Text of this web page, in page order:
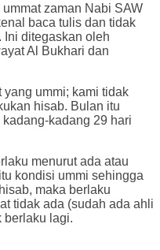
zaman Nabi SAW
baca tulis dan tidak
Ini ditegaskan oleh
Al Bukhari dan
ummi; kami tidak
hisab. Bulan itu
kadang 29 hari
menurut ada atau
kondisi ummi sehingga
maka berlaku
tidak ada (sudah ada ahli
berlaku lagi.